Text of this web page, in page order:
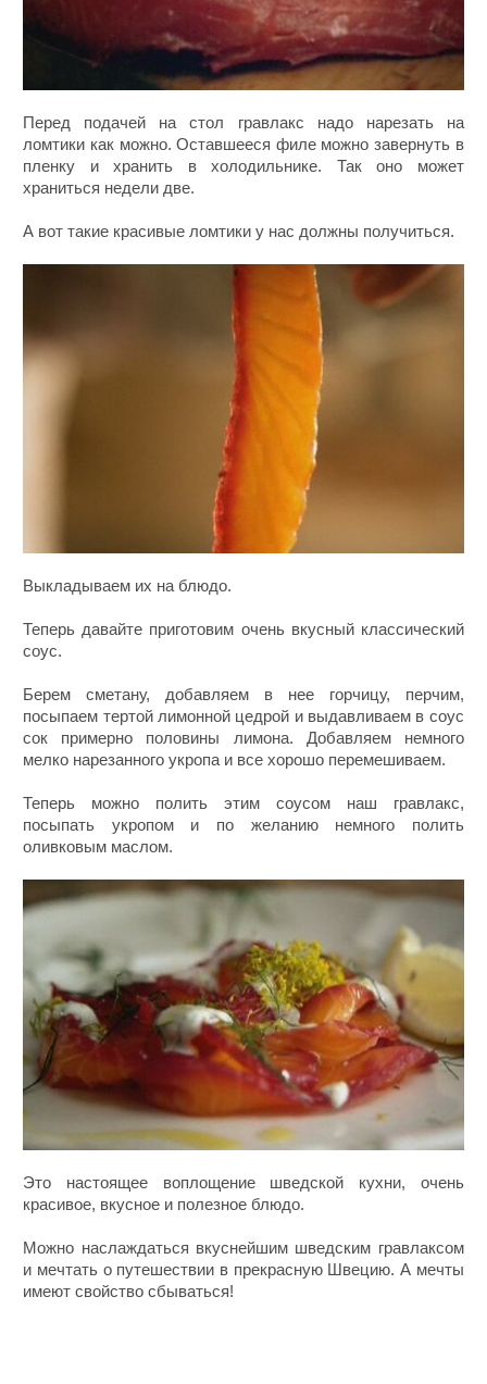
Перед подачей на стол гравлакс надо нарезать на
ломтики как можно. Оставшееся филе можно завернуть в
пленку и хранить в холодильнике. Так оно может
храниться недели две.
А вот такие красивые ломтики у нас должны получиться.
Выкладываем их на блюдо.
Теперь давайте приготовим очень вкусный классический
соус.
Берем сметану, добавляем в нее горчицу, перчим,
посыпаем тертой лимонной цедрой и выдавливаем в соус
сок примерно половины лимона. Добавляем немного
мелко нарезанного укропа и все хорошо перемешиваем.
Теперь можно полить этим соусом наш гравлакс,
посыпать укропом и по желанию немного полить
оливковым маслом.
Это настоящее воплощение шведской кухни, очень
красивое, вкусное и полезное блюдо.
Можно наслаждаться вкуснейшим шведским гравлаксом
и мечтать о путешествии в прекрасную Швецию. А мечты
имеют свойство сбываться!